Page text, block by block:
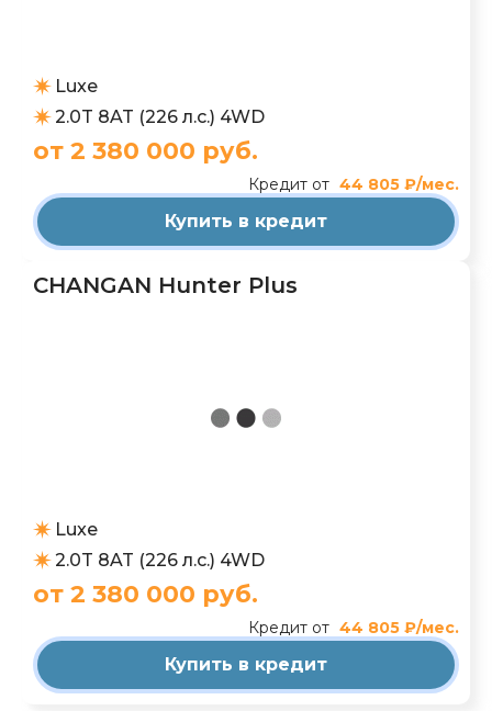
Luxe
2.0T 8AT (226 л.с.) 4WD
от 2 380 000 руб.
Кредит от 44 805 ₽/мес.
Купить в кредит
CHANGAN Hunter Plus
Luxe
2.0T 8AT (226 л.с.) 4WD
от 2 380 000 руб.
Кредит от 44 805 ₽/мес.
Купить в кредит